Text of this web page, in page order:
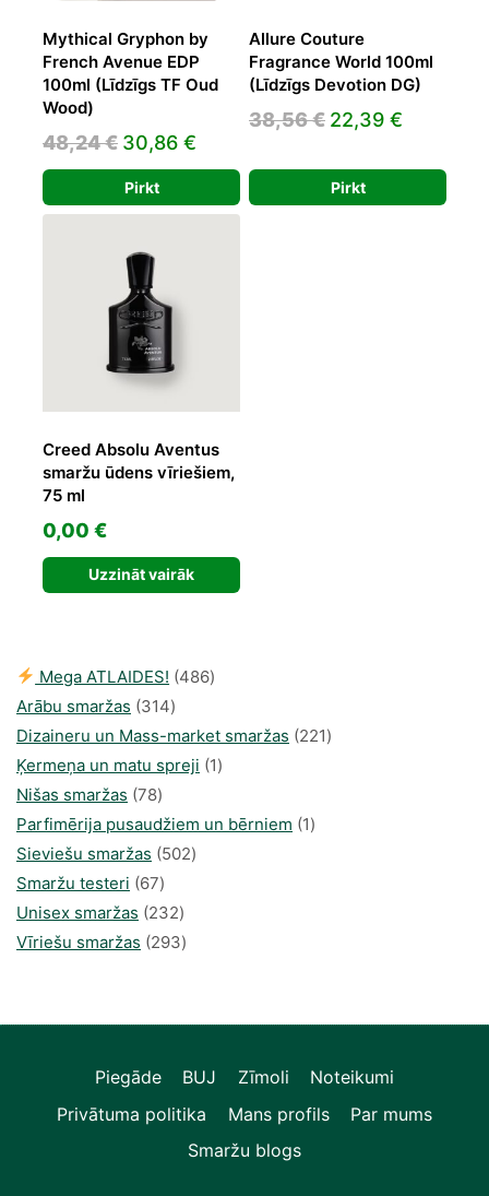
Mythical Gryphon by
French Avenue EDP
100ml (Līdzīgs TF Oud
Wood)
48,24€ Original
price
was:
30,86 €
price
is:
Pirkt
Allure Couture
Fragrance World 100ml
(Līdzīgs Devotion DG)
38,56€ Original
was:
38,56 €.
22,39 €
22,39 €.
Pirkt
Creed Absolu Aventus
smaržu ūdens vīriešiem,
75 ml
0,00 €
Uzzināt vairāk
Mega ATLAIDES! 486486
Arābu smaržas 314314
produkti
Dizaineru un Mass-market smaržas 221221
Ķermeņa un matu spreji 11
Nišas smaržas 7878
produkts
Parfimērija pusaudžiem un bērniem 11
Sieviešu smaržas 502502
Smaržu testeri 6767
produkts
Unisex smaržas 232232
produkts
Vīriešu smaržas 293293
Piegāde BUJ Zīmoli
Noteikumi
Privātuma politika
Mans profils
Par mums
Smaržu blogs